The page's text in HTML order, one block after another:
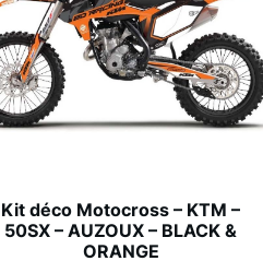
Kit déco Motocross – KTM –
50SX – AUZOUX – BLACK &
ORANGE